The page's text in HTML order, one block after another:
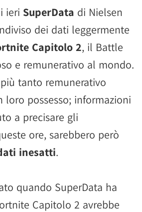
ieri SuperData di Nielsen
dei dati leggermente
Capitolo 2, il Battle
e remunerativo al mondo.
tanto remunerativo
loro possesso; informazioni
a precisare gli
ore, sarebbero però
inesatti.
quando SuperData ha
Capitolo 2 avrebbe